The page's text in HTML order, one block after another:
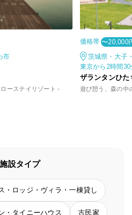
市
ーステイリゾート -
価格帯 〜20,000
茨城県・大子
東京から2時間
ザランタンひ
施設タイプ
・ロッジ・ヴィラ・一棟貸し
・タイニーハウス 古民家